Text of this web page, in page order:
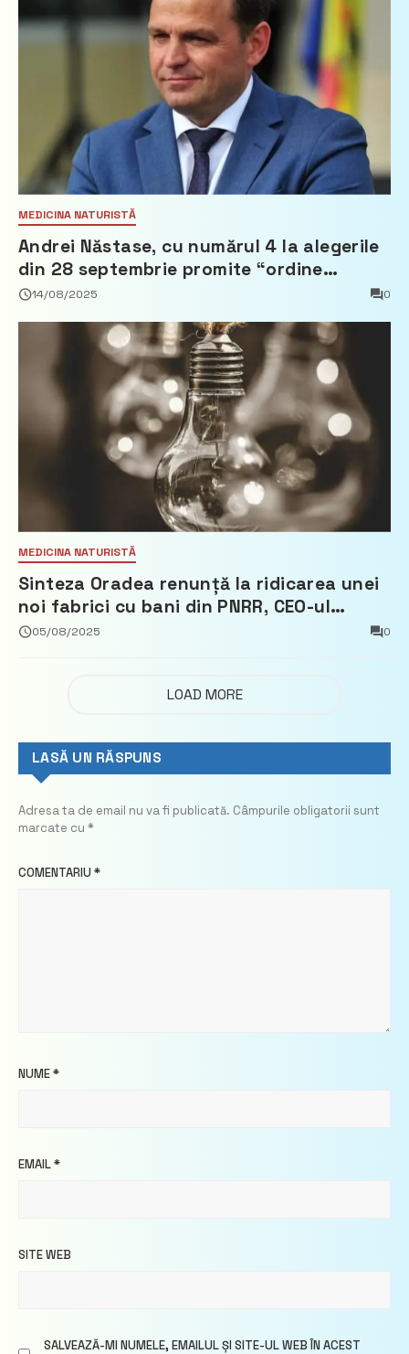
MEDICINA NATURISTĂ
Andrei Năstase, cu numărul 4 la alegerile
din 28 septembrie promite “ordine
europeană” și 10 miliarde pentru cetățeni
14/08/2025 0
MEDICINA NATURISTĂ
Sinteza Oradea renunță la ridicarea unei
noi fabrici cu bani din PNRR, CEO-ul
demisionează – Profit.ro
05/08/2025 0
LOAD MORE
LASĂ UN RĂSPUNS
Adresa ta de email nu va fi publicată. Câmpurile obligatorii sunt
marcate cu *
COMENTARIU *
NUME*
EMAIL*
SITE WEB
SALVEAZĂ-MI NUMELE, EMAILUL ȘI SITE-UL WEB ÎN ACEST